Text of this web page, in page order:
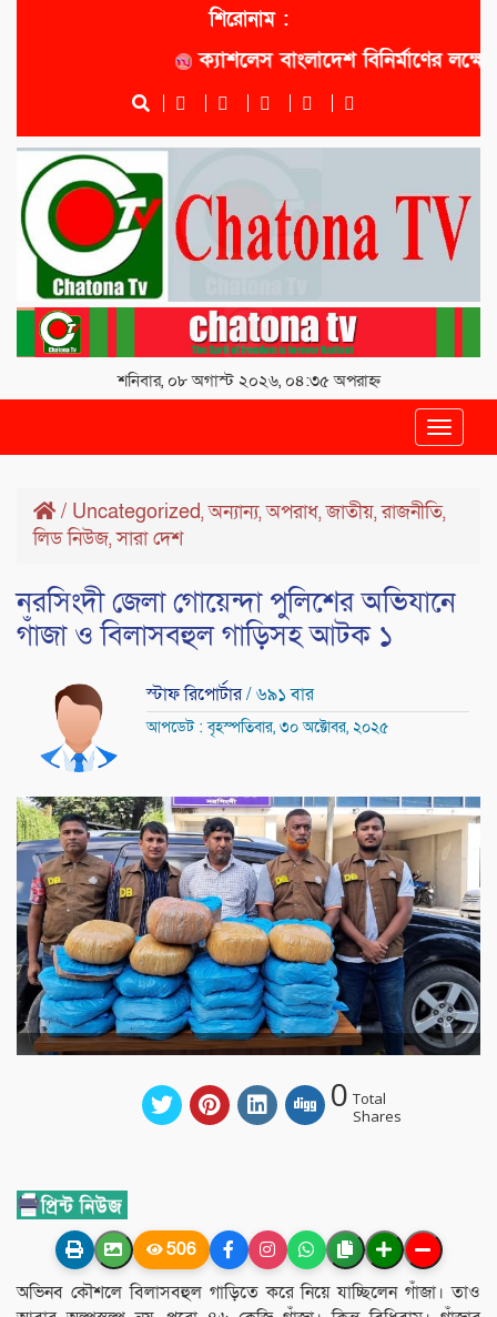
শিরোনাম :
ক্যাশলেস বাংলাদেশ বিনির্মাণের লক্ষ্যে
শনিবার, ০৮ অগাস্ট ২০২৬, ০৪:৩৫ অপরাহ্ন
Toggle
/ Uncategorized,অন্যান্য,অপরাধ,জাতীয়,রাজনীতি,
লিড নিউজ,সারা দেশ
নরসিংদী জেলা গোয়েন্দা পুলিশের অভিযানে
গাঁজা ও বিলাসবহুল গাড়িসহ আটক ১
স্টাফ রিপোর্টার/ ৬৯১ বার
আপডেট : বৃহস্পতিবার, ৩০ অক্টোবর, ২০২৫
0 Total
Shares
506
অভিনব কৌশলে বিলাসবহুল গাড়িতে করে নিয়ে যাচ্ছিলেন গাঁজা। তাও